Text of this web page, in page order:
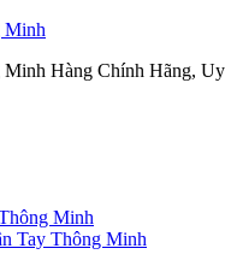
Minh
Hàng Chính Hãng,
Minh
Tay Thông Minh